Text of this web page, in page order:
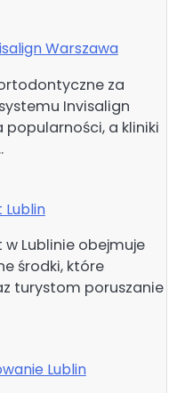
Warszawa
za
Invisalign
popularności, a kliniki
Lublinie obejmuje
środki, które
turystom poruszanie
Lublin